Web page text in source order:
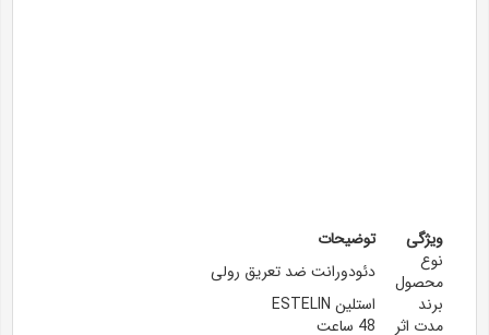
ویژگی
توضیحات
نوع
محصول
دئودورانت ضد تعریق رولی
برند
استلین ESTELIN
مدت اثر
48 ساعت